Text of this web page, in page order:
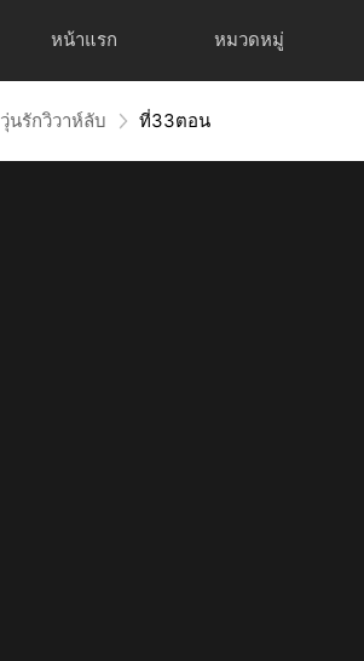
หน้าแรก หมวดหมู่
วุ่นรักวิวาห์ลับ ที่33ตอน